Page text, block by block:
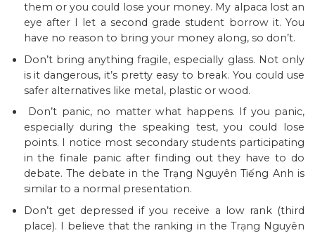
them or you could lose your money. My alpaca lost an
eye after I let a second grade student borrow it. You
have no reason to bring your money along, so don’t.
Don’t bring anything fragile, especially glass. Not only
is it dangerous, it’s pretty easy to break. You could use
safer alternatives like metal, plastic or wood.
Don’t panic, no matter what happens. If you panic,
especially during the speaking test, you could lose
points. I notice most secondary students participating
in the finale panic after finding out they have to do
debate. The debate in the Trạng Nguyên Tiếng Anh is
similar to a normal presentation.
Don’t get depressed if you receive a low rank (third
place). I believe that the ranking in the Trạng Nguyên